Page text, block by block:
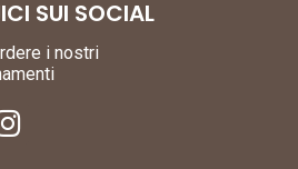
SUI SOCIAL
i nostri